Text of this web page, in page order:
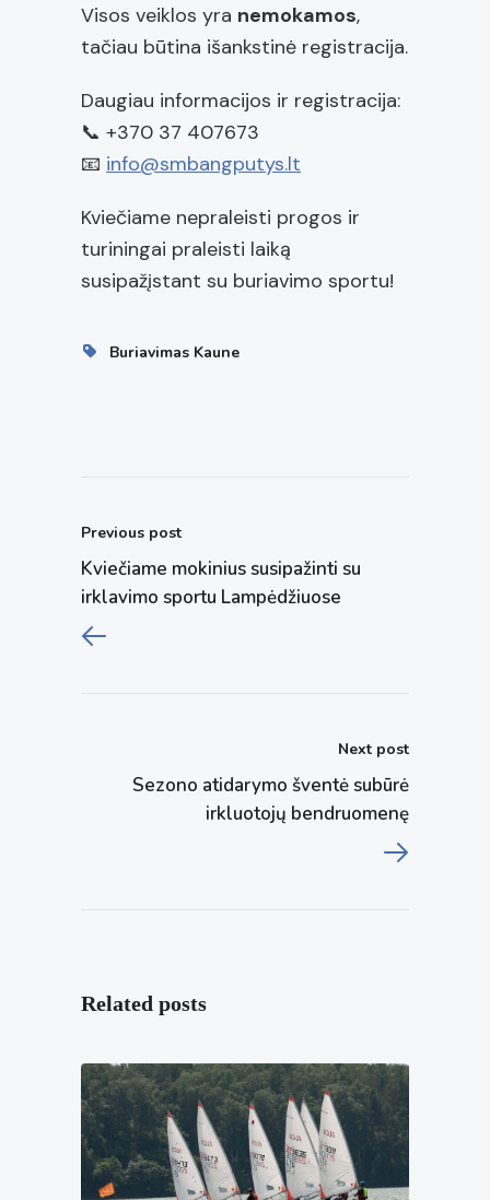
Visos veiklos yra nemokamos,
tačiau būtina išankstinė registracija.
Daugiau informacijos ir registracija:
📞 +370 37 407673
📧 info@smbangputys.lt
Kviečiame nepraleisti progos ir
turiningai praleisti laiką
susipažįstant su buriavimo sportu!
Buriavimas Kaune
Previous post
Kviečiame mokinius susipažinti su
irklavimo sportu Lampėdžiuose
Next post
Sezono atidarymo šventė subūrė
irkluotojų bendruomenę
Related posts